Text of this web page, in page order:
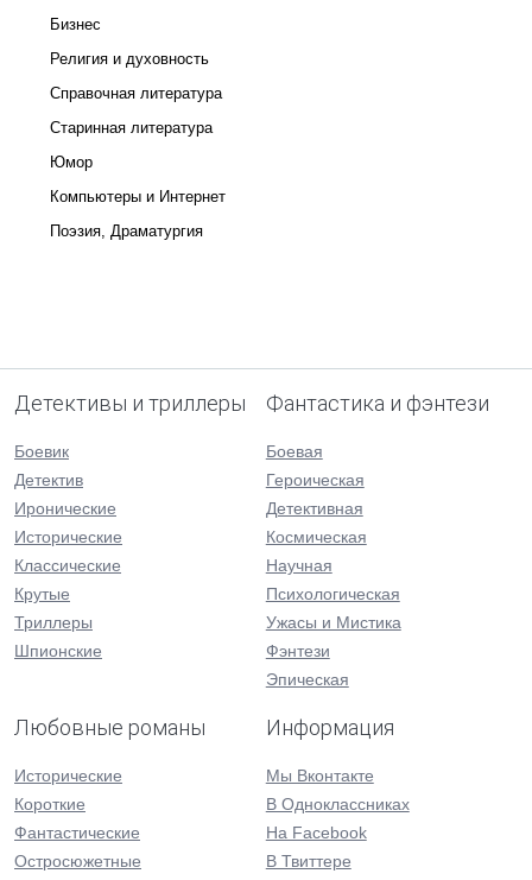
Бизнес
Религия и духовность
Справочная литература
Старинная литература
Юмор
Компьютеры и Интернет
Поэзия, Драматургия
Детективы и триллеры
Боевик
Детектив
Иронические
Исторические
Классические
Крутые
Триллеры
Шпионские
Фантастика и фэнтези
Боевая
Героическая
Детективная
Космическая
Научная
Психологическая
Ужасы и Мистика
Фэнтези
Эпическая
Любовные романы
Исторические
Короткие
Фантастические
Остросюжетные
Информация
Мы Вконтакте
В Одноклассниках
На Facebook
В Твиттере